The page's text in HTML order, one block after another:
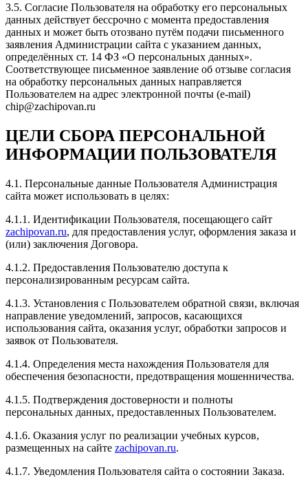
Рейтинг отзыва: 5
Прошивал хендай i30. Евгений сделал все быстро и
качественно. Общительный и вежливый человек.
Приятный собеседник. Цена/ качество проделанной
Рейтинг отзыва:5
Очень хороший чип тюниг автомобилей, все делают
быстро и качественно, сами цены довольно
привлекательные , сотрудники доброжелательные и
Рейтинг отзыва: 5
в данный тюнинг центр, все прошло быстро и
качественно, мастерство на высшем уровне! После
лучьше разгонятся и прибавилась тяга, очень
рекомендую данный тюнинг центр!
Рейтинг отзыва:
3.5. Согласие Пользователя на обработку его персональных
данных действует бессрочно с момента предоставления
данных и может быть отозвано путём подачи письменного
заявления Администрации сайта с указанием данных,
определённых ст. 14 ФЗ «О персональных данных».
Соответствующее письменное заявление об отзыве согласия
на обработку персональных данных направляется
Пользователем на адрес электронной почты (e-mail)
chip@zachipovan.ru
ЦЕЛИ СБОРА ПЕРСОНАЛЬНОЙ
ИНФОРМАЦИИ ПОЛЬЗОВАТЕЛЯ
4.1. Персональные данные Пользователя Администрация
сайта может использовать в целях:
4.1.1. Идентификации Пользователя, посещающего сайт
zachipovan.ru, для предоставления услуг, оформления заказа и
(или) заключения Договора.
4.1.2. Предоставления Пользователю доступа к
персонализированным ресурсам сайта.
4.1.3. Установления с Пользователем обратной связи, включая
направление уведомлений, запросов, касающихся
использования сайта, оказания услуг, обработки запросов и
заявок от Пользователя.
4.1.4. Определения места нахождения Пользователя для
обеспечения безопасности, предотвращения мошенничества.
4.1.5. Подтверждения достоверности и полноты
персональных данных, предоставленных Пользователем.
4.1.6. Оказания услуг по реализации учебных курсов,
размещенных на сайте zachipovan.ru.
4.1.7. Уведомления Пользователя сайта о состоянии Заказа.